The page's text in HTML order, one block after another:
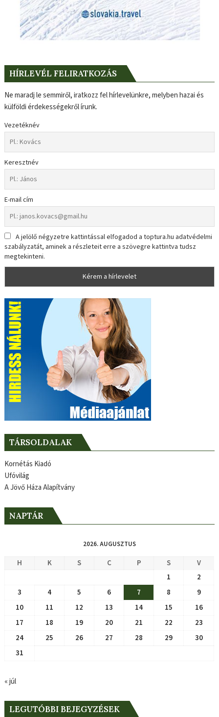
HÍRLEVÉL FELIRATKOZÁS
Ne maradj le semmiről, iratkozz fel hírlevelünkre, melyben hazai és
külföldi érdekességekről írunk.
Vezetéknév
Keresztnév
E-mail cím
A jelölő négyzetre kattintással elfogadod a toptura.hu adatvédelmi
szabályzatát, aminek a részleteit erre a szövegre kattintva tudsz
megtekinteni.
TÁRSOLDALAK
Kornétás Kiadó
Ufóvilág
A Jövő Háza Alapítvány
NAPTÁR
2026. AUGUSZTUS
H K S C P S
V
1
2
3
4 5 6 7 8
9
10
11 12 13 14 15
16
17
18 19 20 21 22
23
24
25 26 27 28 29
30
31
« júl
LEGUTÓBBI BEJEGYZÉSEK